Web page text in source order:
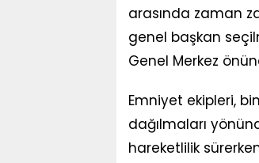
arasında zaman
genel başkan
Genel Merkez
Emniyet ekipleri,
dağılmaları
hareketlilik